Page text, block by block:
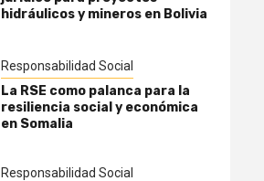
hidráulicos y mineros en Bolivia
Responsabilidad Social
La RSE como palanca para la
resiliencia social y económica
en Somalia
Responsabilidad Social